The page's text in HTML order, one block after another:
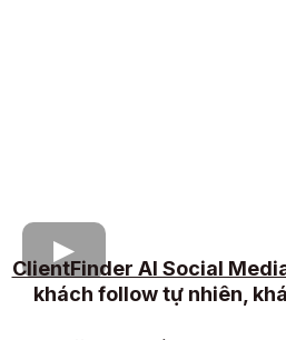
ClientFinder AI Social
khách follow tự nhiên,